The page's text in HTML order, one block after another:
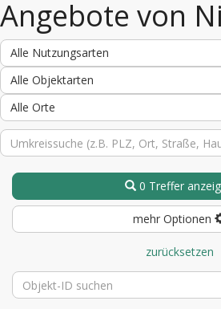
Angebote von
Alle Nutzungsarten
Alle Objektarten
Alle Orte
0 Treffer
mehr Optionen
zurücksetzen